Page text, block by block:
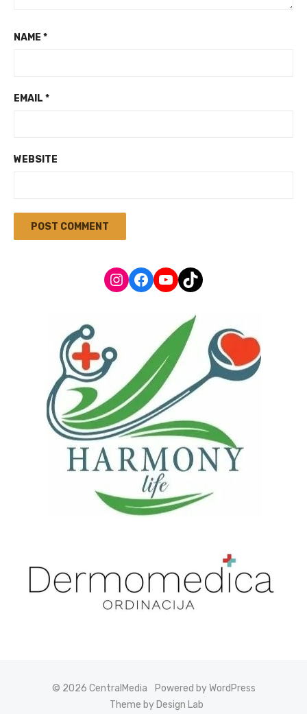
NAME *
EMAIL *
WEBSITE
Instagram
Facebook
YouTube
TikTok
© 2026 CentralMedia
Powered by WordPress
Theme by Design Lab